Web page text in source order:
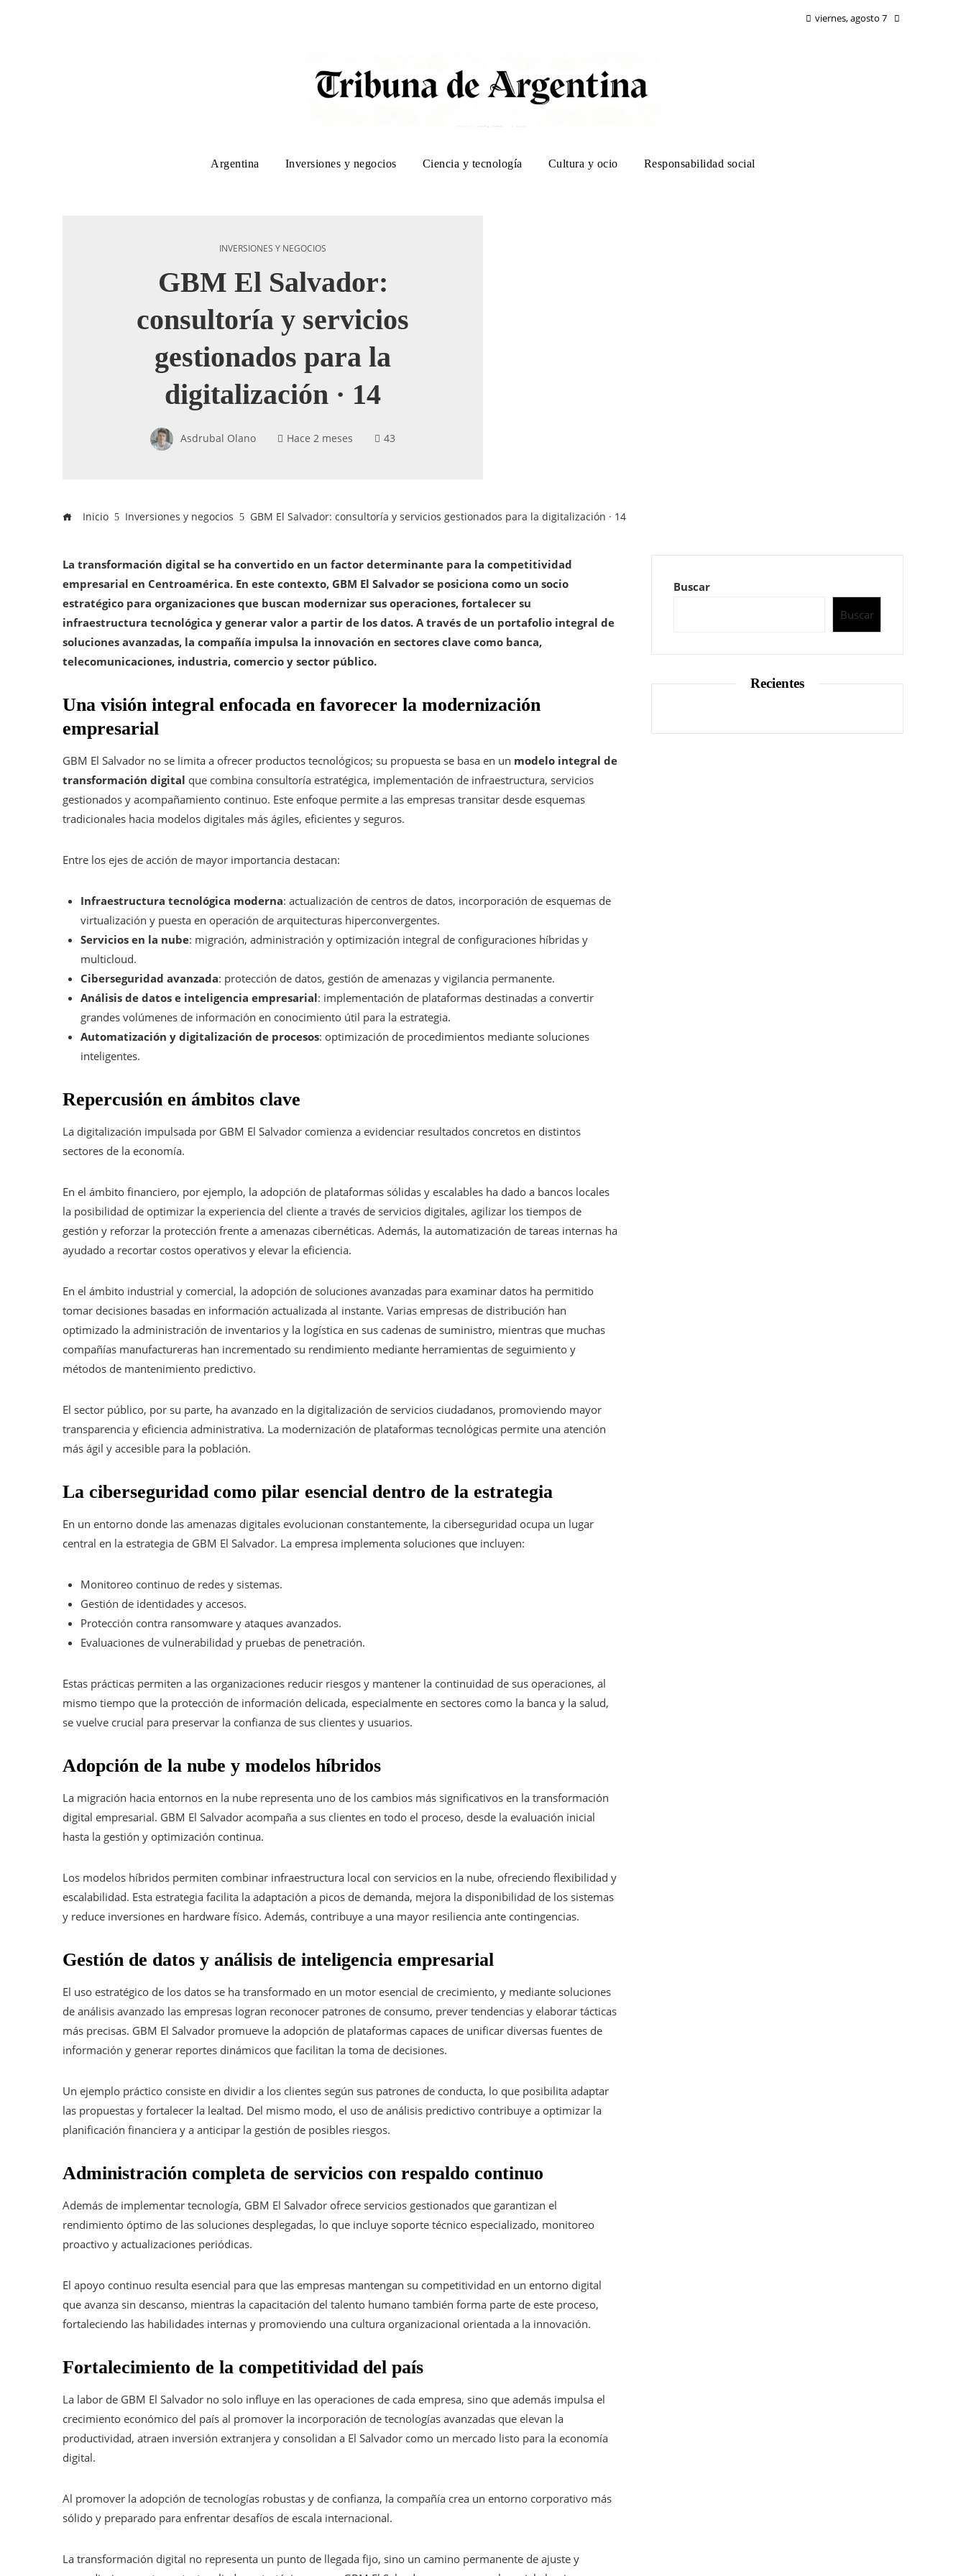
viernes, agosto 7
Argentina Inversiones y negocios Ciencia y tecnología Cultura y ocio Responsabilidad social
INVERSIONES Y NEGOCIOS
GBM El Salvador:
consultoría y servicios
gestionados para la
digitalización · 14
Asdrubal Olano Hace 2 meses 43
Inicio Inversiones y negocios GBM El Salvador: consultoría y servicios gestionados para la digitalización · 14
La transformación digital se ha convertido en un factor determinante para la competitividad
empresarial en Centroamérica. En este contexto, GBM El Salvador se posiciona como un socio
estratégico para organizaciones que buscan modernizar sus operaciones, fortalecer su
infraestructura tecnológica y generar valor a partir de los datos. A través de un portafolio integral de
soluciones avanzadas, la compañía impulsa la innovación en sectores clave como banca,
telecomunicaciones, industria, comercio y sector público.
Una visión integral enfocada en favorecer la modernización
empresarial
GBM El Salvador no se limita a ofrecer productos tecnológicos; su propuesta se basa en un modelo integral de
transformación digital que combina consultoría estratégica, implementación de infraestructura, servicios
gestionados y acompañamiento continuo. Este enfoque permite a las empresas transitar desde esquemas
tradicionales hacia modelos digitales más ágiles, eficientes y seguros.
Entre los ejes de acción de mayor importancia destacan:
Infraestructura tecnológica moderna: actualización de centros de datos, incorporación de esquemas de
virtualización y puesta en operación de arquitecturas hiperconvergentes.
Servicios en la nube: migración, administración y optimización integral de configuraciones híbridas y
multicloud.
Ciberseguridad avanzada: protección de datos, gestión de amenazas y vigilancia permanente.
Análisis de datos e inteligencia empresarial: implementación de plataformas destinadas a convertir
grandes volúmenes de información en conocimiento útil para la estrategia.
Automatización y digitalización de procesos: optimización de procedimientos mediante soluciones
inteligentes.
Repercusión en ámbitos clave
La digitalización impulsada por GBM El Salvador comienza a evidenciar resultados concretos en distintos
sectores de la economía.
En el ámbito financiero, por ejemplo, la adopción de plataformas sólidas y escalables ha dado a bancos locales
la posibilidad de optimizar la experiencia del cliente a través de servicios digitales, agilizar los tiempos de
gestión y reforzar la protección frente a amenazas cibernéticas. Además, la automatización de tareas internas ha
ayudado a recortar costos operativos y elevar la eficiencia.
En el ámbito industrial y comercial, la adopción de soluciones avanzadas para examinar datos ha permitido
tomar decisiones basadas en información actualizada al instante. Varias empresas de distribución han
optimizado la administración de inventarios y la logística en sus cadenas de suministro, mientras que muchas
compañías manufactureras han incrementado su rendimiento mediante herramientas de seguimiento y
métodos de mantenimiento predictivo.
El sector público, por su parte, ha avanzado en la digitalización de servicios ciudadanos, promoviendo mayor
transparencia y eficiencia administrativa. La modernización de plataformas tecnológicas permite una atención
más ágil y accesible para la población.
La ciberseguridad como pilar esencial dentro de la estrategia
En un entorno donde las amenazas digitales evolucionan constantemente, la ciberseguridad ocupa un lugar
central en la estrategia de GBM El Salvador. La empresa implementa soluciones que incluyen:
Monitoreo continuo de redes y sistemas.
Gestión de identidades y accesos.
Protección contra ransomware y ataques avanzados.
Evaluaciones de vulnerabilidad y pruebas de penetración.
Estas prácticas permiten a las organizaciones reducir riesgos y mantener la continuidad de sus operaciones, al
mismo tiempo que la protección de información delicada, especialmente en sectores como la banca y la salud,
se vuelve crucial para preservar la confianza de sus clientes y usuarios.
Adopción de la nube y modelos híbridos
La migración hacia entornos en la nube representa uno de los cambios más significativos en la transformación
digital empresarial. GBM El Salvador acompaña a sus clientes en todo el proceso, desde la evaluación inicial
hasta la gestión y optimización continua.
Los modelos híbridos permiten combinar infraestructura local con servicios en la nube, ofreciendo flexibilidad y
escalabilidad. Esta estrategia facilita la adaptación a picos de demanda, mejora la disponibilidad de los sistemas
y reduce inversiones en hardware físico. Además, contribuye a una mayor resiliencia ante contingencias.
Gestión de datos y análisis de inteligencia empresarial
El uso estratégico de los datos se ha transformado en un motor esencial de crecimiento, y mediante soluciones
de análisis avanzado las empresas logran reconocer patrones de consumo, prever tendencias y elaborar tácticas
más precisas. GBM El Salvador promueve la adopción de plataformas capaces de unificar diversas fuentes de
información y generar reportes dinámicos que facilitan la toma de decisiones.
Un ejemplo práctico consiste en dividir a los clientes según sus patrones de conducta, lo que posibilita adaptar
las propuestas y fortalecer la lealtad. Del mismo modo, el uso de análisis predictivo contribuye a optimizar la
planificación financiera y a anticipar la gestión de posibles riesgos.
Administración completa de servicios con respaldo continuo
Además de implementar tecnología, GBM El Salvador ofrece servicios gestionados que garantizan el
rendimiento óptimo de las soluciones desplegadas, lo que incluye soporte técnico especializado, monitoreo
proactivo y actualizaciones periódicas.
El apoyo continuo resulta esencial para que las empresas mantengan su competitividad en un entorno digital
que avanza sin descanso, mientras la capacitación del talento humano también forma parte de este proceso,
fortaleciendo las habilidades internas y promoviendo una cultura organizacional orientada a la innovación.
Fortalecimiento de la competitividad del país
La labor de GBM El Salvador no solo influye en las operaciones de cada empresa, sino que además impulsa el
crecimiento económico del país al promover la incorporación de tecnologías avanzadas que elevan la
productividad, atraen inversión extranjera y consolidan a El Salvador como un mercado listo para la economía
digital.
Al promover la adopción de tecnologías robustas y de confianza, la compañía crea un entorno corporativo más
sólido y preparado para enfrentar desafíos de escala internacional.
La transformación digital no representa un punto de llegada fijo, sino un camino permanente de ajuste y
Buscar
Buscar
Recientes